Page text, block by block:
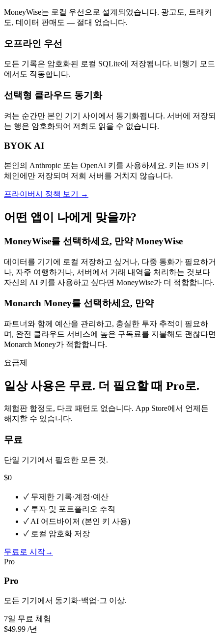
MoneyWise는 로컬 우선으로 설계되었습니다. 광고도, 트래커
도, 데이터 판매도 — 절대 없습니다.
오프라인 우선
모든 기록은 암호화된 로컬 SQLite에 저장됩니다. 비행기 모드
에서도 작동합니다.
선택형 클라우드 동기화
켜는 순간만 본인 기기 사이에서 동기화됩니다. 서버에 저장되
는 행은 암호화되어 저희도 읽을 수 없습니다.
BYOK AI
본인의 Anthropic 또는 OpenAI 키를 사용하세요. 키는 iOS 키
체인에만 저장되며 저희 서버를 거치지 않습니다.
프라이버시 정책 보기 →
어떤 앱이 나에게 맞을까?
MoneyWise를 선택하세요, 만약 MoneyWise
데이터를 기기에 로컬 저장하고 싶거나, 다중 통화가 필요하거
나, 자주 여행하거나, 서버에서 거래 내역을 처리하는 것보다
자신의 AI 키를 사용하고 싶다면 MoneyWise가 더 적합합니다.
Monarch Money를 선택하세요, 만약
파트너와 함께 예산을 관리하고, 충실한 투자 추적이 필요하
며, 완전 클라우드 서비스에 높은 구독료를 지불해도 괜찮다면
Monarch Money가 적합합니다.
요금제
일상 사용은 무료. 더 필요할 때 Pro로.
체험판 함정도, 다크 패턴도 없습니다. App Store에서 언제든
해지할 수 있습니다.
무료
단일 기기에서 필요한 모든 것.
$0
✓ 무제한 기록·계정·예산
✓ 투자 및 포트폴리오 추적
✓ AI 어드바이저 (본인 키 사용)
✓ 로컬 암호화 저장
무료로 시작→
Pro
Pro
모든 기기에서 동기화·백업·그 이상.
7일 무료 체험
$49.99 /년